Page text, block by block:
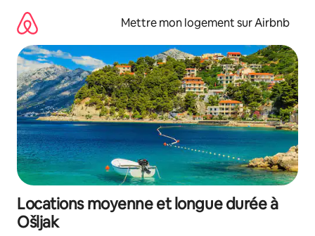
directement
contenu
Mettre mon logement sur Airbnb
Locations moyenne et longue durée à
Ošljak